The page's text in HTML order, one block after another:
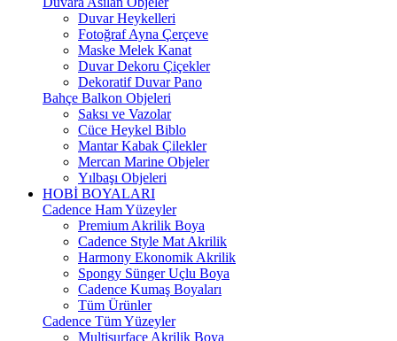
Duvar Heykelleri
Fotoğraf Ayna Çerçeve
Maske Melek Kanat
Duvar Dekoru Çiçekler
Dekoratif Duvar Pano
Bahçe Balkon Objeleri
Saksı ve Vazolar
Cüce Heykel Biblo
Mantar Kabak Çilekler
Mercan Marine Objeler
Yılbaşı Objeleri
HOBİ BOYALARI
Cadence Ham Yüzeyler
Premium Akrilik Boya
Cadence Style Mat Akrilik
Harmony Ekonomik Akrilik
Spongy Sünger Uçlu Boya
Cadence Kumaş Boyaları
Tüm Ürünler
Cadence Tüm Yüzeyler
Multisurface Akrilik Boya